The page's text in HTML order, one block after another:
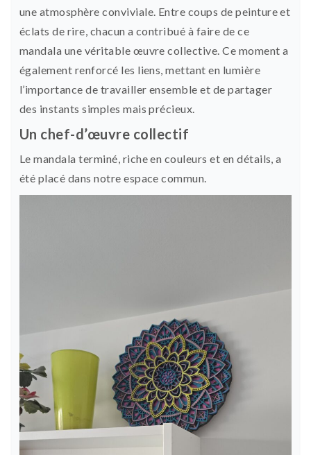
une atmosphère conviviale. Entre coups de peinture et
éclats de rire, chacun a contribué à faire de ce
mandala une véritable œuvre collective. Ce moment a
également renforcé les liens, mettant en lumière
l’importance de travailler ensemble et de partager
des instants simples mais précieux.
Un chef-d’œuvre collectif
Le mandala terminé, riche en couleurs et en détails, a
été placé dans notre espace commun.